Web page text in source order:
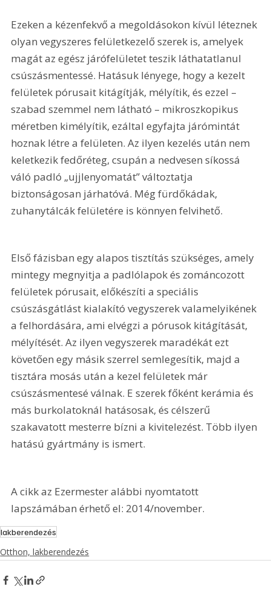
Ezeken a kézenfekvő a megoldásokon kívül léteznek
olyan vegyszeres felületkezelő szerek is, amelyek
magát az egész járófelületet teszik láthatatlanul
csúszásmentessé. Hatásuk lényege, hogy a kezelt
felületek pórusait kitágítják, mélyítik, és ezzel –
szabad szemmel nem látható – mikroszkopikus
méretben kimélyítik, ezáltal egyfajta járómintát
hoznak létre a felületen. Az ilyen kezelés után nem
keletkezik fedőréteg, csupán a nedvesen síkossá
váló padló „ujjlenyomatát” változtatja
biztonságosan járhatóvá. Még fürdőkádak,
zuhanytálcák felületére is könnyen felvihető.
Első fázisban egy alapos tisztítás szükséges, amely
mintegy megnyitja a padlólapok és zománcozott
felületek pórusait, előkészíti a speciális
csúszásgátlást kialakító vegyszerek valamelyikének
a felhordására, ami elvégzi a pórusok kitágítását,
mélyítését. Az ilyen vegyszerek maradékát ezt
követően egy másik szerrel semlegesítik, majd a
tisztára mosás után a kezel felületek már
csúszásmentesé válnak. E szerek főként kerámia és
más burkolatoknál hatásosak, és célszerű
szakavatott mesterre bízni a kivitelezést. Több ilyen
hatású gyártmány is ismert.
A cikk az Ezermester alábbi nyomtatott
lapszámában érhető el: 2014/november.
lakberendezés
Otthon, lakberendezés